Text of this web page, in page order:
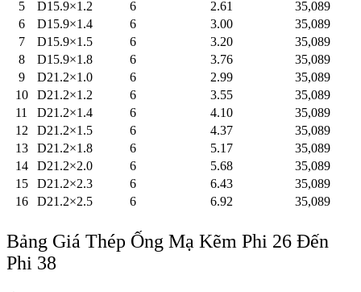
5
D15.9×1.2 6 2.61
35,089
6
D15.9×1.4 6 3.00
35,089
7
D15.9×1.5 6 3.20
35,089
8
D15.9×1.8 6 3.76
35,089
9
D21.2×1.0 6 2.99
35,089
10
D21.2×1.2 6 3.55
35,089
11
D21.2×1.4 6 4.10
35,089
12
D21.2×1.5 6 4.37
35,089
13
D21.2×1.8 6 5.17
35,089
14
D21.2×2.0 6 5.68
35,089
15
D21.2×2.3 6 6.43
35,089
16
D21.2×2.5 6 6.92 35,089
Bảng Giá Thép Ống Mạ Kẽm Phi 26 Đến
Phi 38